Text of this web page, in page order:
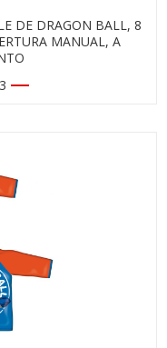
DE DRAGON BALL, 8
MANUAL, A